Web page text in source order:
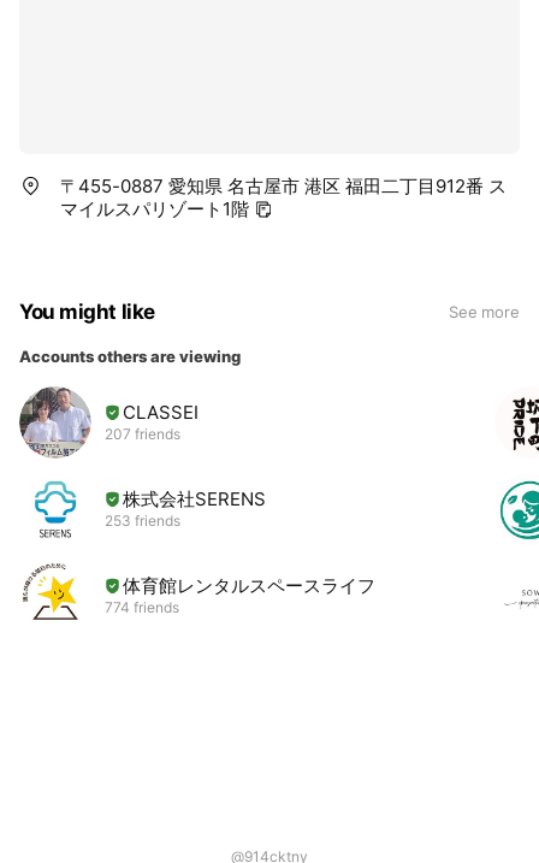
〒455-0887 愛知県 名古屋市 港区 福田二丁目912番 ス
マイルスパリゾート1階
You might like See more
Accounts others are viewing
CLASSEI
207 friends
株式会社SERENS
253 friends
体育館レンタルスペースライフ
774 friends
@914cktny